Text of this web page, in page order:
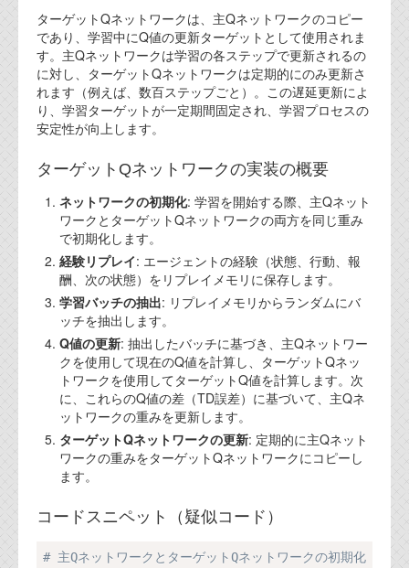
ターゲットQネットワークは、主Qネットワークのコピー
であり、学習中にQ値の更新ターゲットとして使用されま
す。主Qネットワークは学習の各ステップで更新されるの
に対し、ターゲットQネットワークは定期的にのみ更新さ
れます（例えば、数百ステップごと）。この遅延更新によ
り、学習ターゲットが一定期間固定され、学習プロセスの
安定性が向上します。
ターゲットQネットワークの実装の概要
ネットワークの初期化: 学習を開始する際、主Qネット
ワークとターゲットQネットワークの両方を同じ重み
で初期化します。
経験リプレイ: エージェントの経験（状態、行動、報
酬、次の状態）をリプレイメモリに保存します。
学習バッチの抽出: リプレイメモリからランダムにバ
ッチを抽出します。
Q値の更新: 抽出したバッチに基づき、主Qネットワー
クを使用して現在のQ値を計算し、ターゲットQネッ
トワークを使用してターゲットQ値を計算します。次
に、これらのQ値の差（TD誤差）に基づいて、主Qネ
ットワークの重みを更新します。
ターゲットQネットワークの更新: 定期的に主Qネット
ワークの重みをターゲットQネットワークにコピーし
ます。
コードスニペット（疑似コード）
# 主QネットワークとターゲットQネットワークの初期化
Copy